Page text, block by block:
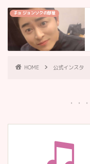
チョ ジョンソクの部屋
HOME 公式インスタ